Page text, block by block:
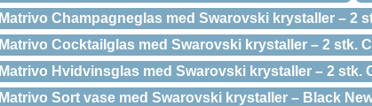
Matrivo Champagneglas med Swarovski krystaller – 2
Matrivo Cocktailglas med Swarovski krystaller – 2 stk.
Matrivo Hvidvinsglas med Swarovski krystaller – 2 stk.
Matrivo Sort vase med Swarovski krystaller – Black